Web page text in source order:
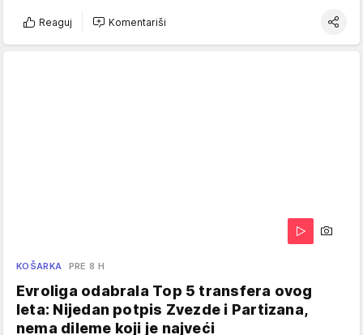
Reaguj Komentariši
KOŠARKA PRE 8 H
Evroliga odabrala Top 5 transfera ovog
leta: Nijedan potpis Zvezde i Partizana,
nema dileme koji je najveći